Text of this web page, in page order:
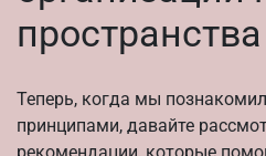
пространства
Теперь, когда мы
принципами, давайте